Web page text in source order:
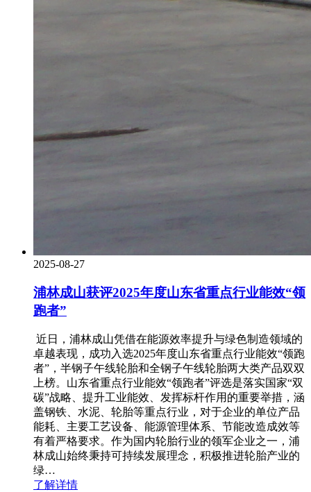
2025-08-27
浦林成山获评2025年度山东省重点行业能效“领
跑者”
近日，浦林成山凭借在能源效率提升与绿色制造领域的
卓越表现，成功入选2025年度山东省重点行业能效“领跑
者”，半钢子午线轮胎和全钢子午线轮胎两大类产品双双
上榜。山东省重点行业能效“领跑者”评选是落实国家“双
碳”战略、提升工业能效、发挥标杆作用的重要举措，涵
盖钢铁、水泥、轮胎等重点行业，对于企业的单位产品
能耗、主要工艺设备、能源管理体系、节能改造成效等
有着严格要求。作为国内轮胎行业的领军企业之一，浦
林成山始终秉持可持续发展理念，积极推进轮胎产业的
绿…
了解详情